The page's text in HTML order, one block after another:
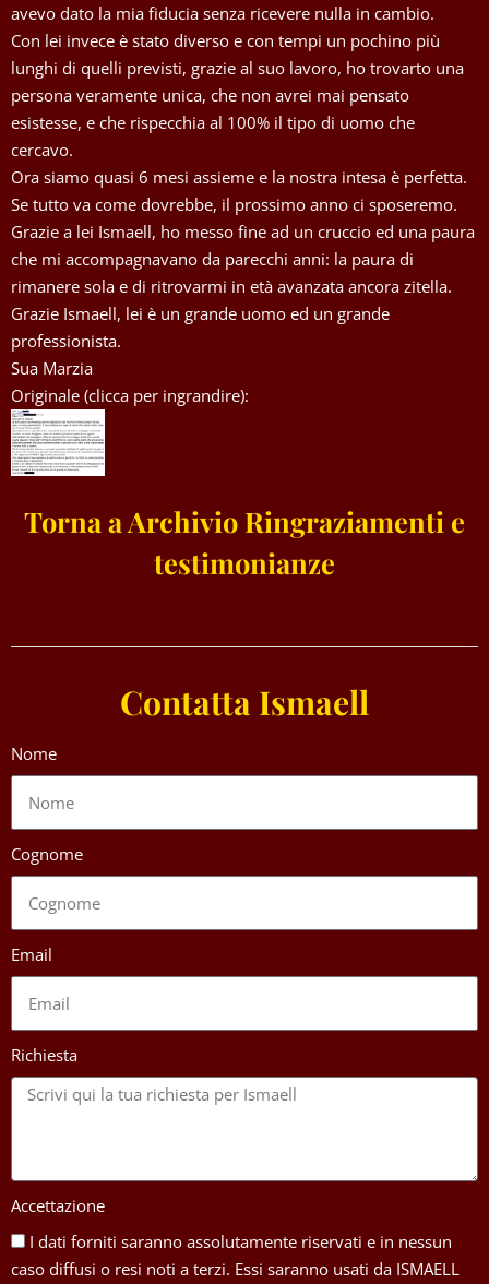
avevo dato la mia fiducia senza ricevere nulla in cambio.
Con lei invece è stato diverso e con tempi un pochino più
lunghi di quelli previsti, grazie al suo lavoro, ho trovarto una
persona veramente unica, che non avrei mai pensato
esistesse, e che rispecchia al 100% il tipo di uomo che
cercavo.
Ora siamo quasi 6 mesi assieme e la nostra intesa è perfetta.
Se tutto va come dovrebbe, il prossimo anno ci sposeremo.
Grazie a lei Ismaell, ho messo fine ad un cruccio ed una paura
che mi accompagnavano da parecchi anni: la paura di
rimanere sola e di ritrovarmi in età avanzata ancora zitella.
Grazie Ismaell, lei è un grande uomo ed un grande
professionista.
Sua Marzia
Originale (clicca per ingrandire):
Torna a Archivio Ringraziamenti e
testimonianze
Contatta Ismaell
Nome
Cognome
Email
Richiesta
Accettazione
I dati forniti saranno assolutamente riservati e in nessun
caso diffusi o resi noti a terzi. Essi saranno usati da ISMAELL